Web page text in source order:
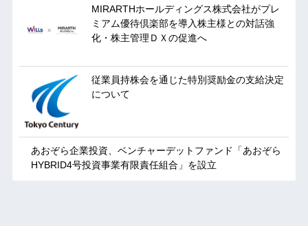
MIRARTHホールディングス株式会社がプレ
ミアム優待倶楽部を導入株主様との対話強
化・株主管理ＤＸの促進へ
従業員持株会を通じた特別奨励金の支給決定
について
あおぞら企業投資、ベンチャーデットファンド「あおぞら
HYBRID4号投資事業有限責任組合」を設立